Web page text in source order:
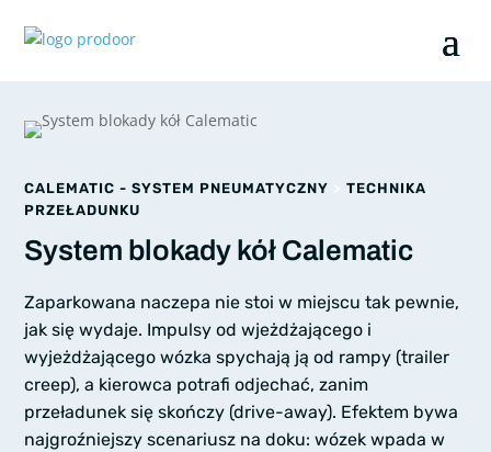
CALEMATIC - SYSTEM PNEUMATYCZNY >TECHNIKA
PRZEŁADUNKU
System blokady kół Calematic
Zaparkowana naczepa nie stoi w miejscu tak pewnie,
jak się wydaje. Impulsy od wjeżdżającego i
wyjeżdżającego wózka spychają ją od rampy (trailer
creep), a kierowca potrafi odjechać, zanim
przeładunek się skończy (drive-away). Efektem bywa
najgroźniejszy scenariusz na doku: wózek wpada w